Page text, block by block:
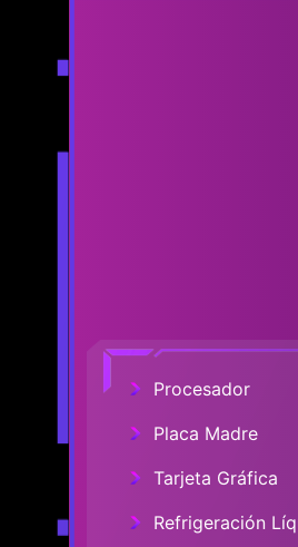
Procesador
Placa Madre
Tarjeta Gráfica
Refrigeración